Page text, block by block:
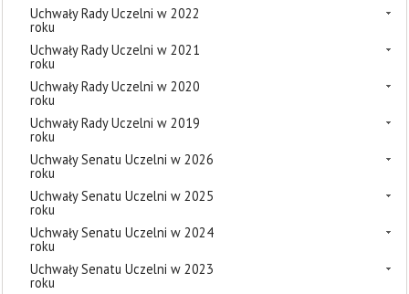
Uchwały Rady Uczelni w 2022
roku
Uchwały Rady Uczelni w 2021
roku
Uchwały Rady Uczelni w 2020
roku
Uchwały Rady Uczelni w 2019
roku
Uchwały Senatu Uczelni w 2026
roku
Uchwały Senatu Uczelni w 2025
roku
Uchwały Senatu Uczelni w 2024
roku
Uchwały Senatu Uczelni w 2023
roku